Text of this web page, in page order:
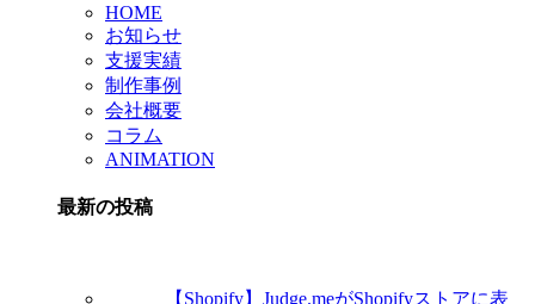
HOME
お知らせ
支援実績
制作事例
会社概要
コラム
ANIMATION
最新の投稿
【Shopify】Judge.meがShopifyストアに表